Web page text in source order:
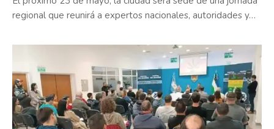
regional que reunirá a expertos nacionales, autoridades y…